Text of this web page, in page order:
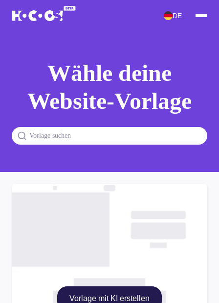
DE
Wähle deine
Website-Vorlage
Vorlage mit KI erstellen